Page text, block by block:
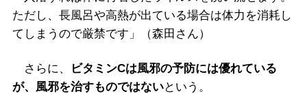
ただし、長風呂や高熱が出ている場合は体力を消耗し
てしまうので厳禁です」（森田さん）
さらに、
ビタミンCは風邪の予防には優れている
が、風邪を治すものではないという。